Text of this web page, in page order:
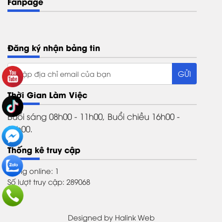
Đăng ký nhận bảng tin
Thời Gian Làm Việc
Buổi sáng 08h00 - 11h00, Buổi chiều 16h00 -
21h00.
Thống kê truy cập
Đang online: 1
Số lượt truy cập: 289068
Designed by Halink Web